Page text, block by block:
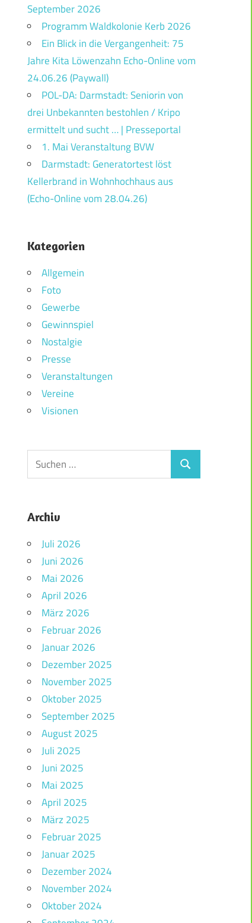
September 2026
Programm Waldkolonie Kerb 2026
Ein Blick in die Vergangenheit: 75
Jahre Kita Löwenzahn Echo-Online vom
24.06.26 (Paywall)
POL-DA: Darmstadt: Seniorin von
drei Unbekannten bestohlen / Kripo
ermittelt und sucht … | Presseportal
1. Mai Veranstaltung BVW
Darmstadt: Generatortest löst
Kellerbrand in Wohnhochhaus aus
(Echo-Online vom 28.04.26)
Kategorien
Allgemein
Foto
Gewerbe
Gewinnspiel
Nostalgie
Presse
Veranstaltungen
Vereine
Visionen
Archiv
Juli 2026
Juni 2026
Mai 2026
April 2026
März 2026
Februar 2026
Januar 2026
Dezember 2025
November 2025
Oktober 2025
September 2025
August 2025
Juli 2025
Juni 2025
Mai 2025
April 2025
März 2025
Februar 2025
Januar 2025
Dezember 2024
November 2024
Oktober 2024